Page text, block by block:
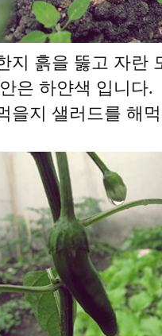
지 흙을 뚫고 자란
은 하얀색 입니다.
을지 샐러드를 해